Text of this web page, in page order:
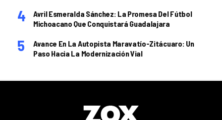
Avril Esmeralda Sánchez: La Promesa Del Fútbol
Michoacano Que Conquistará Guadalajara
Avance En La Autopista Maravatío-Zitácuaro: Un
Paso Hacia La Modernización Vial